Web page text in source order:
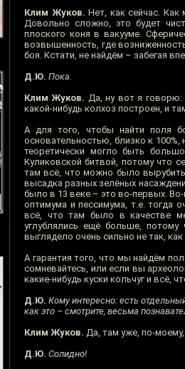
Клим Жуков. Нет, как сейчас.
Довольно сложно, это будет
плоского коня в вакууме.
возвышенность, где
боя. Кстати, не найдём – забегая
Д.Ю. Пока.
Клим Жуков. Да, ну вот я говорю:
какой-нибудь колхоз построен, и
А для того, чтобы найти поля
основательностью, близко к
теоретически могло быть
Куликовской битвой, потому что
там всё, что можно было
высадка разных зелёных
было в 13 веке – это во-первых.
оптимума и пессимума, т.е. тогда
всё, что там было в качестве
углублялись ещё больше, потому
выглядело очень сильно не так, как
А гарантия того, что мы найдём
сомневайтесь, или если вы
какие-нибудь куски кольчуг и всё,
Д.Ю. Кому интересно: есть
как это – смотрите, весьма
Клим Жуков. Да, там уже, по-
Д.Ю. Солидно!